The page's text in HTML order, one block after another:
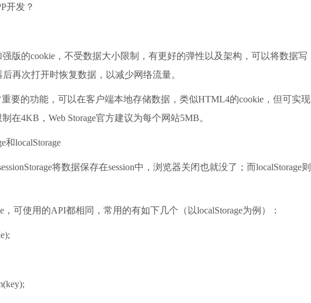
开发？
版的cookie，不受数据大小限制，有更好的弹性以及架构，可以将数据写
再次打开时恢复数据，以减少网络流量。
要的功能，可以在客户端本地存储数据，类似HTML4的cookie，但可实现
在4KB，Web Storage官方建议为每个网站5MB。
localStorage
将数据保存在session中，浏览器关闭也就没了；而localStorage则
可使用的API都相同，常用的有如下几个（以localStorage为例）：